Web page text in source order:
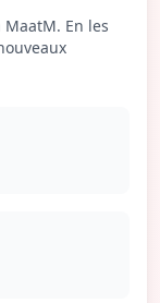
En les